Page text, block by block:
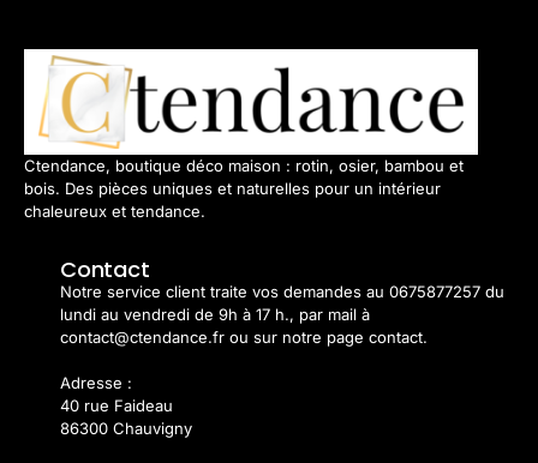
Ctendance, boutique déco maison : rotin, osier, bambou et
bois. Des pièces uniques et naturelles pour un intérieur
chaleureux et tendance.
Contact
Notre service client traite vos demandes au 0675877257 du
lundi au vendredi de 9h à 17 h., par mail à
contact@ctendance.fr ou sur notre page contact.
Adresse :
40 rue Faideau
86300 Chauvigny